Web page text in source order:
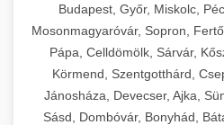
Budapest, Győr, Miskolc,
Mosonmagyaróvár, Sopron,
Pápa, Celldömölk, Sárvár,
Körmend, Szentgotthárd,
Jánosháza, Devecser, Ajka,
Sásd, Dombóvár, Bonyhád,